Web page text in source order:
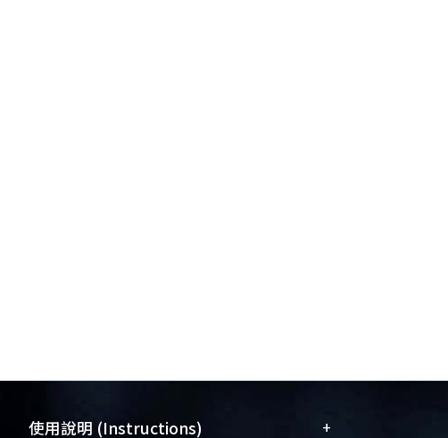
使用說明 (Instructions) +